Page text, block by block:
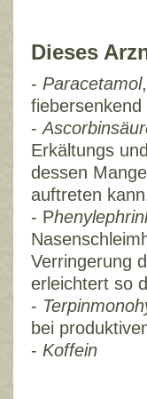
Dieses
- Paracetamol
-
Erkältungs
dessen
auftreten
- P
Verringerung
erleichtert so
-
bei
- Koffein